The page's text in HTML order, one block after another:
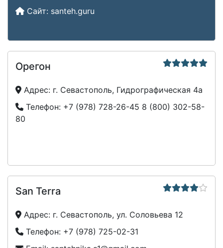
Сайт: santeh.guru
Орегон
Адрес: г. Севастополь, Гидрографическая 4а
Телефон: +7 (978) 728-26-45 8 (800) 302-58-
80
San Terra
Адрес: г. Севастополь, ул. Соловьева 12
Телефон: +7 (978) 725-02-31